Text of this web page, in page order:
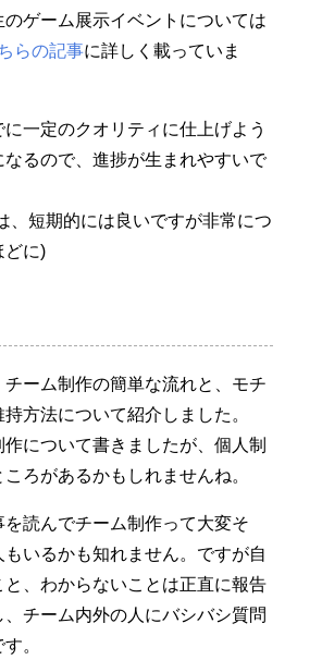
のゲーム展示イベントについては
らの記事に詳しく載っていま
に一定のクオリティに仕上げよう
なるので、進捗が生まれやすいで
、短期的には良いですが非常につ
どに)
チーム制作の簡単な流れと、モチ
方法について紹介しました。
について書きましたが、個人制
ろがあるかもしれませんね。
を読んでチーム制作って大変そ
もいるかも知れません。ですが自
、わからないことは正直に報告
、チーム内外の人にバシバシ質問
。